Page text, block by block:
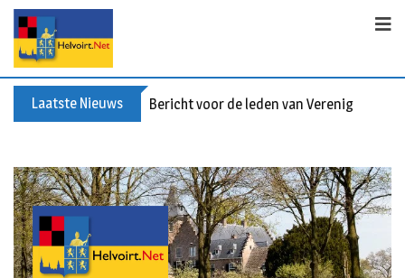
Laatste Nieuws Bericht voor de leden van Vereniging 55+